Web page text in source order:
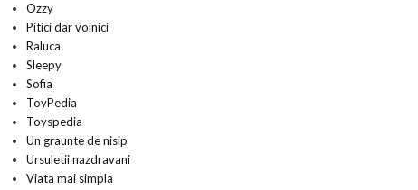
Ozzy
Pitici dar voinici
Raluca
Sleepy
Sofia
ToyPedia
Toyspedia
Un graunte de nisip
Ursuletii nazdravani
Viata mai simpla